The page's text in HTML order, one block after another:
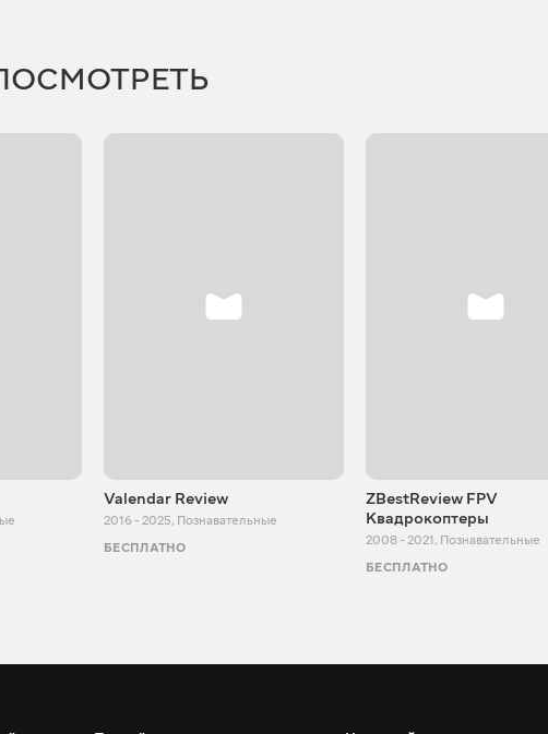
Valendar Review
2016 - 2025, Познавательные
БЕСПЛАТНО
ZBestReview FPV
Квадрокоптеры
2008 - 2021, Познавательные
БЕСПЛАТНО